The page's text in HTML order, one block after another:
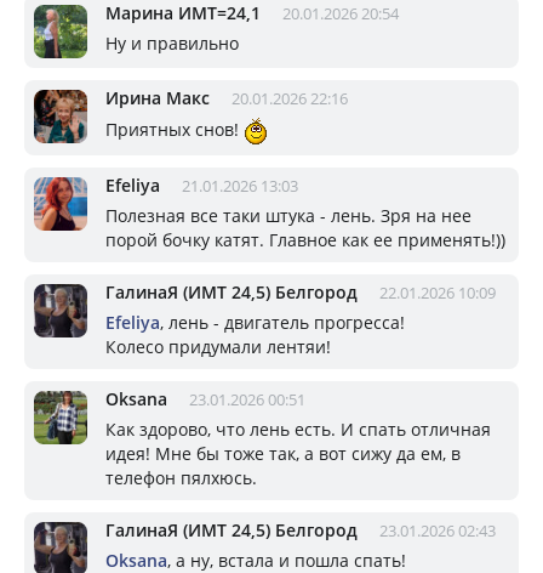
Марина ИМТ=24,1 20.01.2026 20:54
Ну и правильно
Ирина Макс 20.01.2026 22:16
Приятных снов!
Efeliya 21.01.2026 13:03
Полезная все таки штука - лень. Зря на нее
порой бочку катят. Главное как ее применять!))
ГалинаЯ (ИМТ 24,5) Белгород 22.01.2026 10:09
Efeliya, лень - двигатель прогресса!
Колесо придумали лентяи!
Oksana 23.01.2026 00:51
Как здорово, что лень есть. И спать отличная
идея! Мне бы тоже так, а вот сижу да ем, в
телефон пялхюсь.
ГалинаЯ (ИМТ 24,5) Белгород 23.01.2026 02:43
Oksana, а ну, встала и пошла спать!